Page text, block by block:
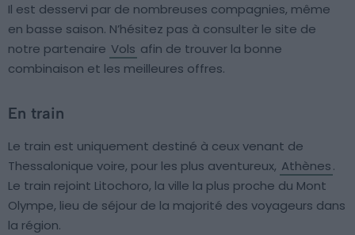
Il est desservi par de nombreuses compagnies, même
en basse saison. N’hésitez pas à consulter le site de
notre partenaire Vols afin de trouver la bonne
combinaison et les meilleures offres.
En train
Le train est uniquement destiné à ceux venant de
Thessalonique voire, pour les plus aventureux, Athènes.
Le train rejoint Litochoro, la ville la plus proche du Mont
Olympe, lieu de séjour de la majorité des voyageurs dans
la région.